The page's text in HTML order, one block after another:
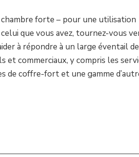
forte – pour une utilisation
que vous avez, tournez-vous
à répondre à un large éventail de
et commerciaux, y compris les
de coffre-fort et une gamme